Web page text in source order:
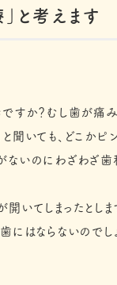
と考えます
すか？むし歯が痛
聞いても、どこかピ
いのにわざわざ歯
いてしまったとし
にはならないのでし